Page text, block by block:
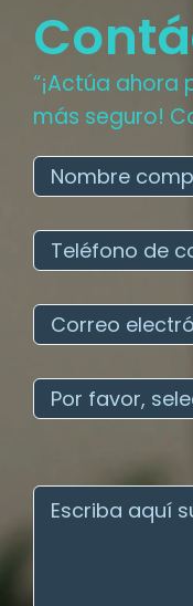
“¡Actúa
más seguro!